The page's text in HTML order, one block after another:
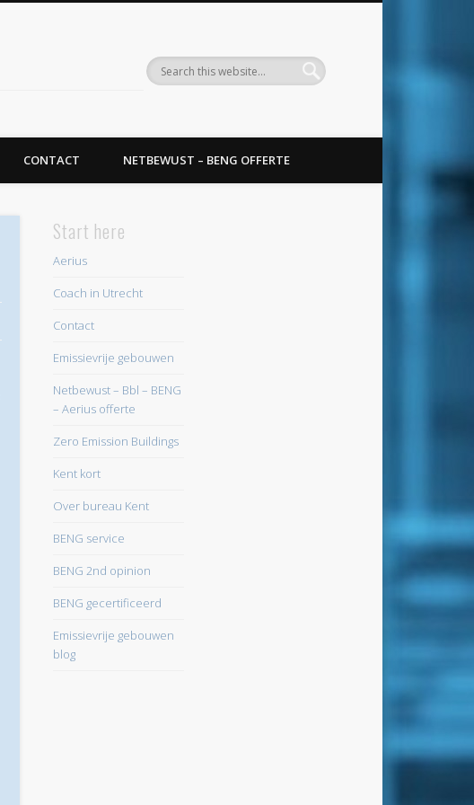
CONTACT NETBEWUST – BENG OFFERTE
Start here
Aerius
Coach in Utrecht
Contact
Emissievrije gebouwen
Netbewust – Bbl – BENG
– Aerius offerte
Zero Emission Buildings
Kent kort
Over bureau Kent
BENG service
BENG 2nd opinion
BENG gecertificeerd
Emissievrije gebouwen
blog